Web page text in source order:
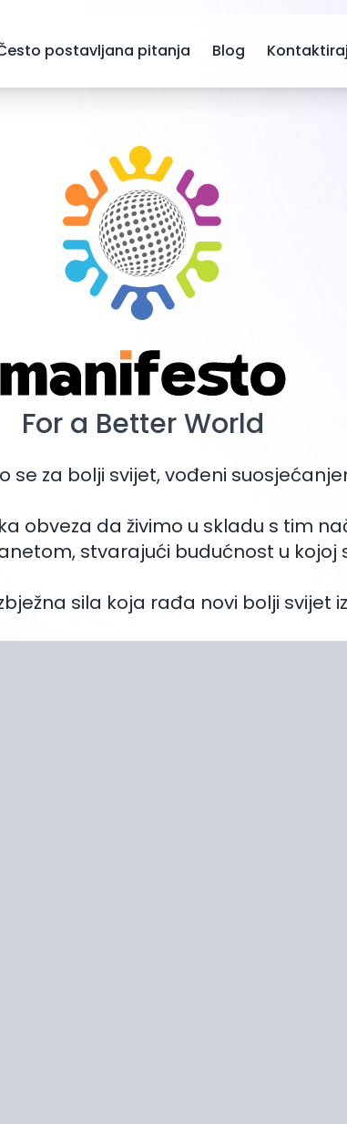
postavljana pitanja Blog
Manifesto
For a Better World
se za bolji svijet, vođeni
obveza da živimo u skladu s tim
stvarajući budućnost u
sila koja rađa novi bolji svijet